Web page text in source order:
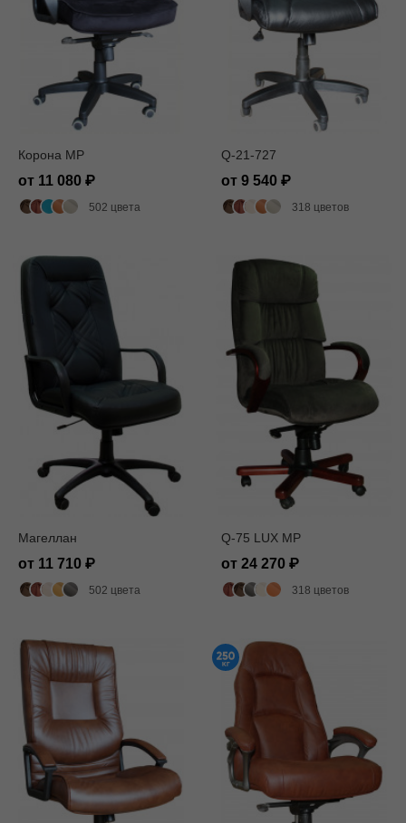
Корона MP
от 11 080
502 цвета
Q-21-727
от 9 540
318 цветов
Магеллан
от 11 710
502 цвета
Q-75 LUX MP
от 24 270
318 цветов